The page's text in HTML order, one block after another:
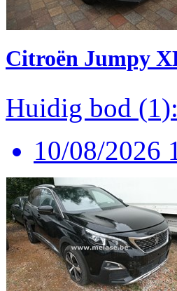
Citroën Jumpy
Huidig bod
10/08/2026